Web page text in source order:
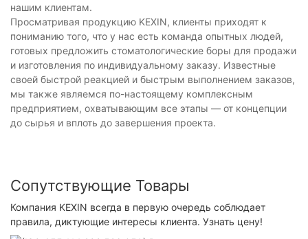
нашим клиентам.
Просматривая продукцию KEXIN, клиенты приходят к
пониманию того, что у нас есть команда опытных людей,
готовых предложить стоматологические боры для продажи
и изготовления по индивидуальному заказу. Известные
своей быстрой реакцией и быстрым выполнением заказов,
мы также являемся по-настоящему комплексным
предприятием, охватывающим все этапы — от концепции
до сырья и вплоть до завершения проекта.
Сопутствующие Товары
Компания KEXIN всегда в первую очередь соблюдает
правила, диктующие интересы клиента. Узнать цену!